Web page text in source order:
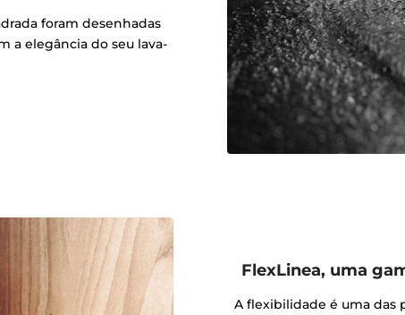
foram desenhadas
a elegância do seu lava-
FlexLinea, uma
A flexibilidade é uma das